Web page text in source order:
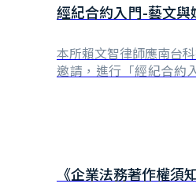
經紀合約入門-藝文與
本所賴文智律師應南台
邀請，進行「經紀合約
《企業法務著作權須